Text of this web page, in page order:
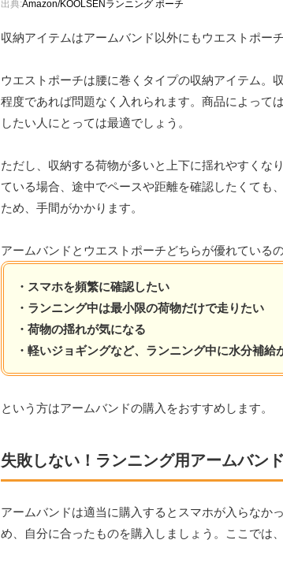
出典:Amazon/KOOLSENランニング ポーチ
収納アイテムはアームバンド以外にもウエストポー
ウエストポーチは腰に巻くタイプの収納アイテム。
程度であれば問題なく入れられます。商品によって
したい人にとっては最適でしょう。
ただし、収納する荷物が多いと上下に揺れやすくな
ている場合、途中でペースや距離を確認したくても
ため、手間がかかります。
アームバンドとウエストポーチどちらが優れている
・スマホを頻繁に確認したい
・ランニング中は最小限の荷物だけで走りたい
・荷物の揺れが気になる
・軽いジョギングなど、ランニング中に水分補給
という方はアームバンドの購入をおすすめします。
失敗しない！ランニング用アームバン
アームバンドは適当に購入するとスマホが入らなか
め、自分に合ったものを購入しましょう。ここでは